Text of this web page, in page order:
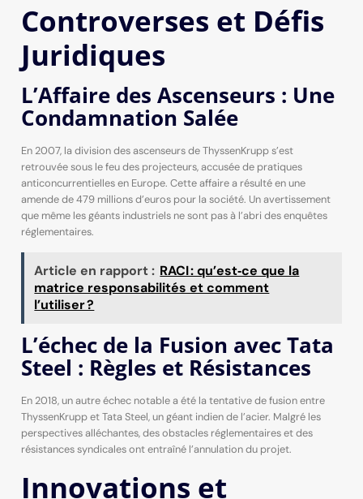
Controverses et Défis
Juridiques
L’Affaire des Ascenseurs : Une
Condamnation Salée
En 2007, la division des ascenseurs de ThyssenKrupp s’est
retrouvée sous le feu des projecteurs, accusée de pratiques
anticoncurrentielles en Europe. Cette affaire a résulté en une
amende de 479 millions d’euros pour la société. Un avertissement
que même les géants industriels ne sont pas à l’abri des enquêtes
réglementaires.
Article en rapport : RACI : qu’est‑ce que la
matrice responsabilités et comment
l’utiliser ?
L’échec de la Fusion avec Tata
Steel : Règles et Résistances
En 2018, un autre échec notable a été la tentative de fusion entre
ThyssenKrupp et Tata Steel, un géant indien de l’acier. Malgré les
perspectives alléchantes, des obstacles réglementaires et des
résistances syndicales ont entraîné l’annulation du projet.
Innovations et